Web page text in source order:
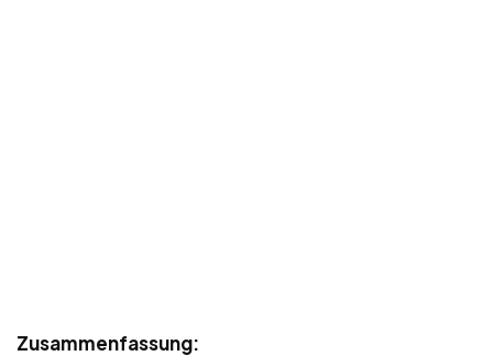
Zusammenfassung: